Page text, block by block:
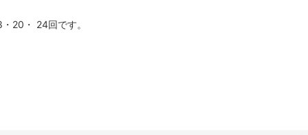
20・ 24回です。